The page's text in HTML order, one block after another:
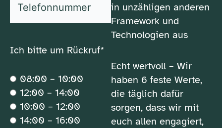
Ich bitte um Rückruf*
08:00 – 10:00
12:00 – 14:00
10:00 – 12:00
14:00 – 16:00
in unzähligen anderen
Framework und
Technologien aus
Echt wertvoll – Wir
haben 6 feste Werte,
die täglich dafür
sorgen, dass wir mit
euch allen engagiert,